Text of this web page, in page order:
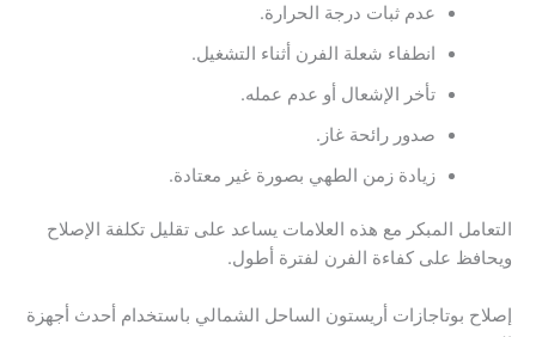
عدم ثبات درجة الحرارة.
انطفاء شعلة الفرن أثناء التشغيل.
تأخر الإشعال أو عدم عمله.
صدور رائحة غاز.
زيادة زمن الطهي بصورة غير معتادة.
التعامل المبكر مع هذه العلامات يساعد على تقليل تكلفة الإصلاح
ويحافظ على كفاءة الفرن لفترة أطول.
إصلاح بوتاجازات أريستون الساحل الشمالي باستخدام أحدث أجهزة